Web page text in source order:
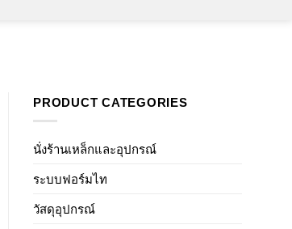
PRODUCT CATEGORIES
นั่งร้านเหล็กและอุปกรณ์
ระบบฟอร์มไท
วัสดุอุปกรณ์